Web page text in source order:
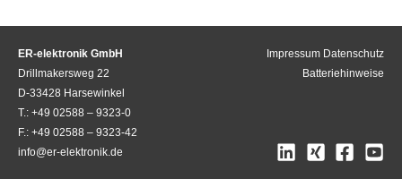
ER-elektronik GmbH
Drillmakersweg 22
D-33428 Harsewinkel
T.: +49 02588 – 9323-0
F.: +49 02588 – 9323-42
info@er-elektronik.de
Impressum Datenschutz
Batteriehinweise